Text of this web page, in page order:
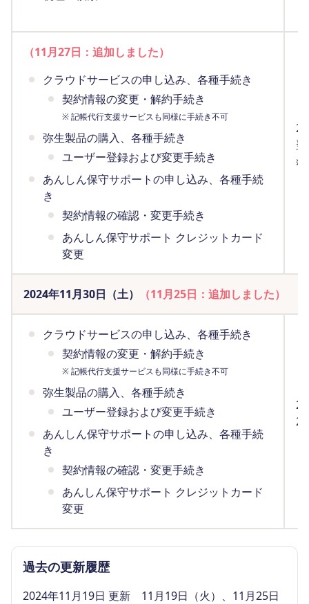
（11月27日：追加しました）
クラウドサービスの申し込み、各種手続き
契約情報の変更・解約手続き
※ 記帳代行支援サービスも同様に手続き不可
弥生製品の購入、各種手続き
ユーザー登録および変更手続き
あんしん保守サポートの申し込み、各種手続
き
契約情報の確認・変更手続き
あんしん保守サポート クレジットカード
変更
※
2024年11月30日（土） （11月25日：追加しました）
クラウドサービスの申し込み、各種手続き
契約情報の変更・解約手続き
※ 記帳代行支援サービスも同様に手続き不可
弥生製品の購入、各種手続き
ユーザー登録および変更手続き
あんしん保守サポートの申し込み、各種手続
き
契約情報の確認・変更手続き
あんしん保守サポート クレジットカード
変更
過去の更新履歴
2024年11月19日 更新 11月19日（火）、11月25日